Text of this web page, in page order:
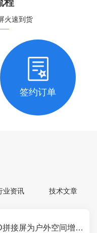
火速到货
签约订单
业资讯 技术文章
通州户外LED拼接屏为户外空间增添视觉魅力